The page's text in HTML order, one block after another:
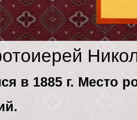
в 1885 г. Место